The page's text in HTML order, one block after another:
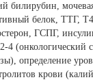
билирубин,
белок, ТТГ,
ГСПГ,
4 (онкологический
определение
крови